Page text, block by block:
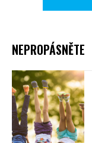
NEPROPÁSNĚTE